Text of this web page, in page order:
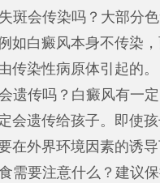
斑会传染吗？大部分
如白癜风本身不传染
传染性病原体引起的。
遗传吗？白癜风有一
会遗传给孩子。即使
在外界环境因素的诱导
需要注意什么？建议